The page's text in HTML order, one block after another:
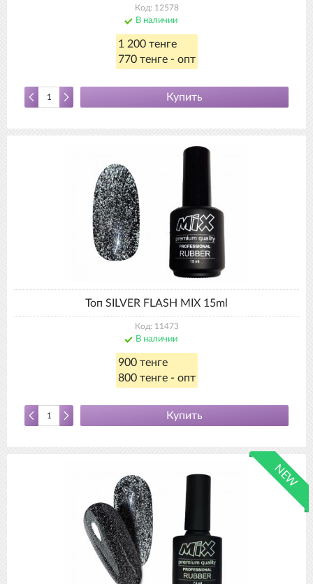
Код: 12578
В наличии
1 200 тенге
770 тенге - опт
Купить
Топ SILVER FLASH MIX 15ml
Код: 11473
В наличии
900 тенге
800 тенге - опт
Купить
NEW